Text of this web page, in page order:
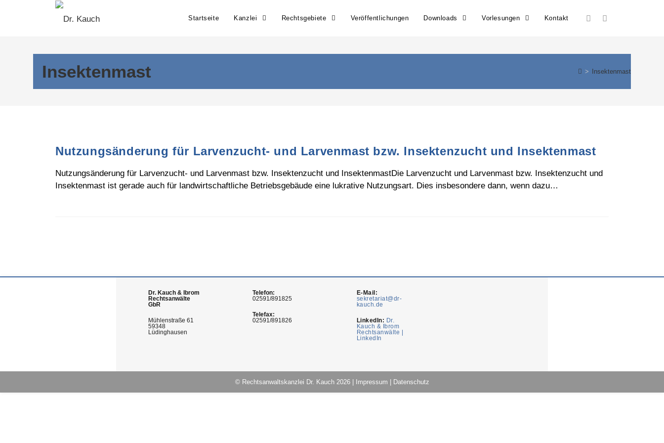
Startseite Kanzlei Rechtsgebiete Veröffentlichungen Downloads Vorlesungen Kontakt
Insektenmast > Insektenmast
Nutzungsänderung für Larvenzucht- und Larvenmast bzw. Insektenzucht und Insektenmast
Nutzungsänderung für Larvenzucht- und Larvenmast bzw. Insektenzucht und InsektenmastDie Larvenzucht und Larvenmast bzw. Insektenzucht und
Insektenmast ist gerade auch für landwirtschaftliche Betriebsgebäude eine lukrative Nutzungsart. Dies insbesondere dann, wenn dazu…
Dr. Kauch & Ibrom
Rechtsanwälte
GbR
Mühlenstraße 61
59348
Lüdinghausen
Telefon:
02591/891825
Telefax:
02591/891826
E-Mail:
sekretariat@dr-
kauch.de
LinkedIn: Dr.
Kauch & Ibrom
Rechtsanwälte |
LinkedIn
© Rechtsanwaltskanzlei Dr. Kauch 2026 Impressum Datenschutz